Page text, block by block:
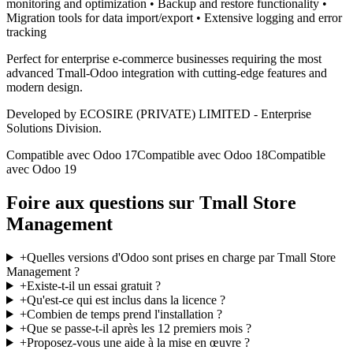
monitoring and optimization • Backup and restore functionality •
Migration tools for data import/export • Extensive logging and error
tracking
Perfect for enterprise e-commerce businesses requiring the most
advanced Tmall-Odoo integration with cutting-edge features and
modern design.
Developed by ECOSIRE (PRIVATE) LIMITED - Enterprise
Solutions Division.
Compatible avec Odoo 17Compatible avec Odoo 18Compatible
avec Odoo 19
Foire aux questions sur Tmall Store
Management
+Quelles versions d'Odoo sont prises en charge par Tmall Store
Management ?
+Existe-t-il un essai gratuit ?
+Qu'est-ce qui est inclus dans la licence ?
+Combien de temps prend l'installation ?
+Que se passe-t-il après les 12 premiers mois ?
+Proposez-vous une aide à la mise en œuvre ?